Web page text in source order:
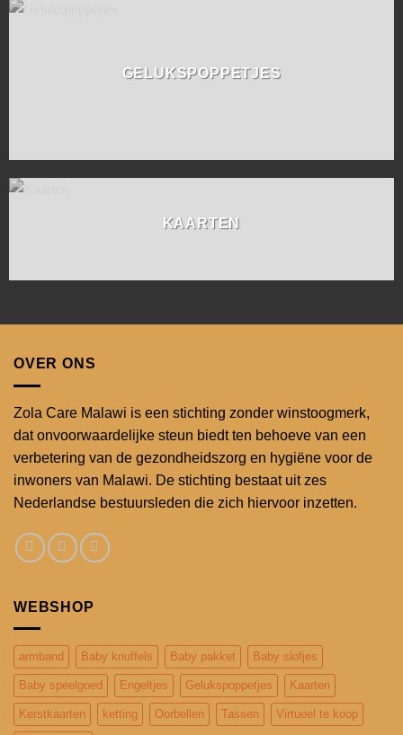
GELUKSPOPPETJES
KAARTEN
OVER ONS
Zola Care Malawi is een stichting zonder winstoogmerk,
dat onvoorwaardelijke steun biedt ten behoeve van een
verbetering van de gezondheidszorg en hygiëne voor de
inwoners van Malawi. De stichting bestaat uit zes
Nederlandse bestuursleden die zich hiervoor inzetten.
WEBSHOP
armband Baby knuffels Baby pakket Baby slofjes
Baby speelgoed Engeltjes Gelukspoppetjes Kaarten
Kerstkaarten ketting Oorbellen Tassen Virtueel te koop